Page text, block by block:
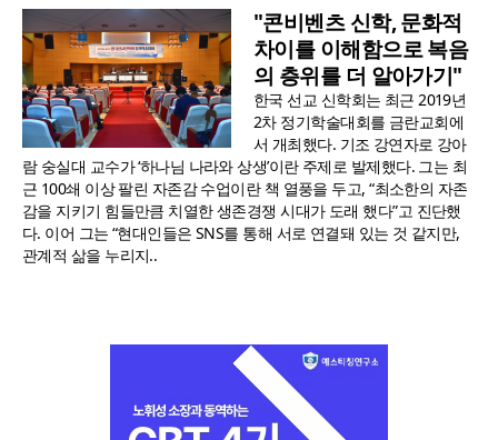
"콘비벤츠 신학, 문화적
차이를 이해함으로 복음
의 층위를 더 알아가기"
한국 선교 신학회는 최근 2019년
2차 정기학술대회를 금란교회에
서 개최했다. 기조 강연자로 강아
람 숭실대 교수가 ‘하나님 나라와 상생’이란 주제로 발제했다. 그는 최
근 100쇄 이상 팔린 자존감 수업이란 책 열풍을 두고, “최소한의 자존
감을 지키기 힘들만큼 치열한 생존경쟁 시대가 도래 했다”고 진단했
다. 이어 그는 “현대인들은 SNS를 통해 서로 연결돼 있는 것 같지만,
관계적 삶을 누리지..